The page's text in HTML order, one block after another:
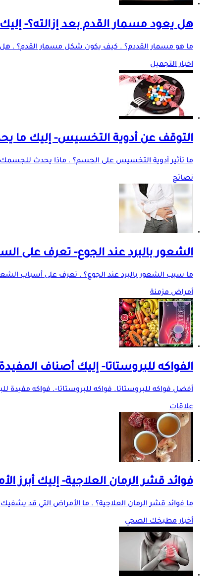
هل يعود مسمار القدم بعد إزالته؟- إليك
ما هو مسمار القددم؟ . كيف يكون شكل مسمار القدم؟ . هل
اخبار التجميل
التوقف عن أدوية التخسيس- إليك ما
ما تأثير أدوية التخسيس على الجسم؟ . ماذا يحدث
نصائح
الشعور بالبرد عند الجوع- تعرف على
ما سبب الشعور بالبرد عند الجوع؟ . تعرف على أسباب
أمراض مزمنة
الفواكه للبروستاتا- إليك أصناف
أفضل فواكه للبروستاتا. فواكه للبروستاتا-. فواكه مفيدة
علاقات
فوائد قشر الرمان العلاجية- إليك أبرز
ما فوائد قشر الرمان العلاجية؟ . ما الأمراض التي قد
أخبار مطبخك الصحي